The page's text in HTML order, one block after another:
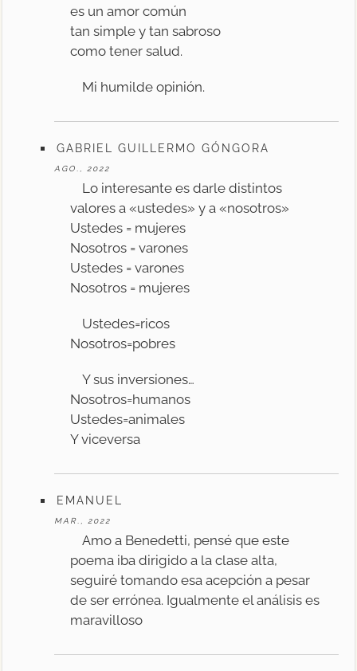
es un amor común
tan simple y tan sabroso
como tener salud.
Mi humilde opinión.
GABRIEL GUILLERMO GÓNGORA
AGO., 2022
Lo interesante es darle distintos
valores a «ustedes» y a «nosotros»
Ustedes = mujeres
Nosotros = varones
Ustedes = varones
Nosotros = mujeres
Ustedes=ricos
Nosotros=pobres
Y sus inversiones…
Nosotros=humanos
Ustedes=animales
Y viceversa
EMANUEL
MAR., 2022
Amo a Benedetti, pensé que este
poema iba dirigido a la clase alta,
seguiré tomando esa acepción a pesar
de ser errónea. Igualmente el análisis es
maravilloso